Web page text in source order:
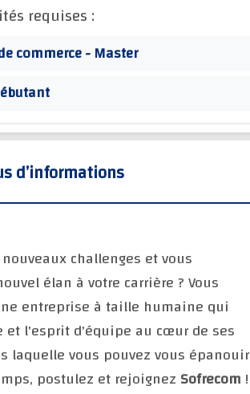
requises :
commerce - Master
d’informations
challenges et vous
élan à votre carrière ? Vous
entreprise à taille humaine qui
et l'esprit d'équipe au cœur de ses
laquelle vous pouvez vous épanouir
postulez et rejoignez Sofrecom !